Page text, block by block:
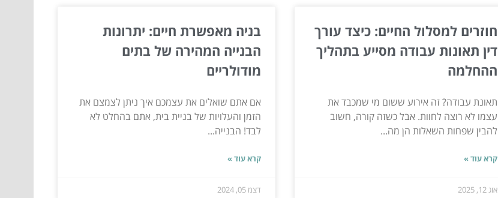
חוזרים למסלול החיים: כיצד עורך
דין תאונות עבודה מסייע בתהליך
ההחלמה
תאונת עבודה? זה אירוע ששום מי שמכבד את
עצמו לא רוצה לחוות. אבל כשזה קורה, חשוב
להבין שפחות השאלות הן מה...
קרא עוד »
אוג 12, 2025
בניה מאפשרת חיים: יתרונות
הבנייה המהירה של בתים
מודולריים
אם אתם שואלים את עצמכם איך ניתן לצמצם את
הזמן והעלויות של בניית בית, אתם בהחלט לא
לבד! הבנייה...
קרא עוד »
דצמ 05, 2024